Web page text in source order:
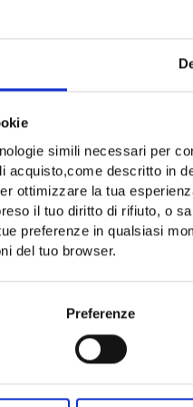
simili necessari per
acquisto,come descritto in
ottimizzare la tua
il tuo diritto di rifiuto, o
preferenze in qualsiasi
del tuo browser.
Preferenze